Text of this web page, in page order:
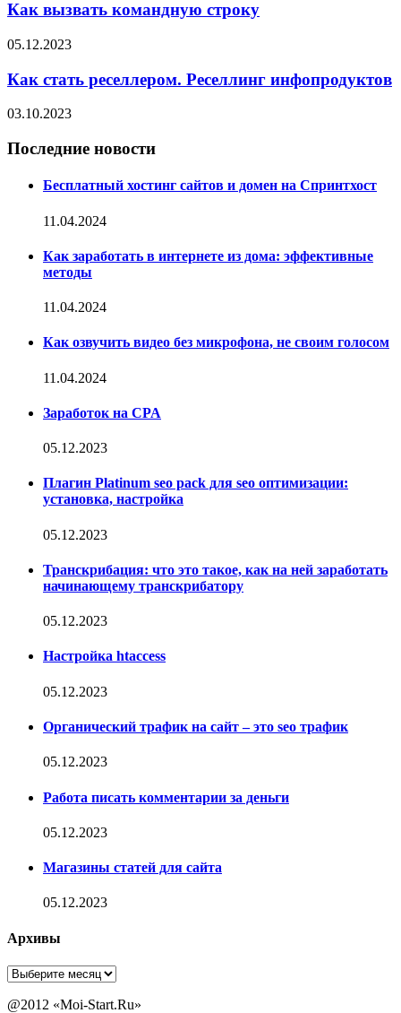
Как вызвать командную строку
05.12.2023
Как стать реселлером. Реселлинг инфопродуктов
03.10.2023
Последние новости
Бесплатный хостинг сайтов и домен на Спринтхост
11.04.2024
Как заработать в интернете из дома: эффективные
методы
11.04.2024
Как озвучить видео без микрофона, не своим голосом
11.04.2024
Заработок на CPA
05.12.2023
Плагин Platinum seo pack для seo оптимизации:
установка, настройка
05.12.2023
Транскрибация: что это такое, как на ней заработать
начинающему транскрибатору
05.12.2023
Настройка htaccess
05.12.2023
Органический трафик на сайт – это seo трафик
05.12.2023
Работа писать комментарии за деньги
05.12.2023
Магазины статей для сайта
05.12.2023
Архивы
Архивы
@2012 «Moi-Start.Ru»